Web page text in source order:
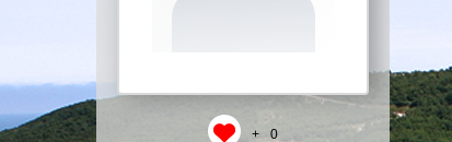
+ 0